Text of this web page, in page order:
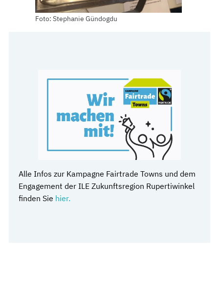
Foto: Stephanie Gündogdu
Alle Infos zur Kampagne Fairtrade Towns und dem
Engagement der ILE Zukunftsregion Rupertiwinkel
finden Sie hier.